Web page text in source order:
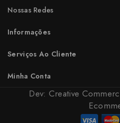
Nossas Redes
Informações
Serviços Ao Cliente
Minha Conta
Dev: Creative